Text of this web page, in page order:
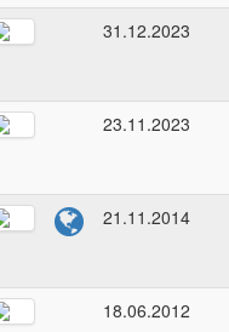
31.12.2023
23.11.2023
21.11.2014
18.06.2012